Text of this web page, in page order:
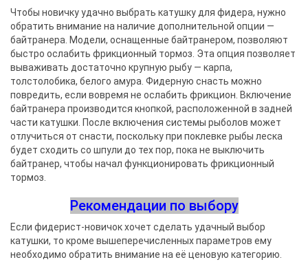
Чтобы новичку удачно выбрать катушку для фидера, нужно
обратить внимание на наличие дополнительной опции —
байтранера. Модели, оснащенные байтранером, позволяют
быстро ослабить фрикционный тормоз. Эта опция позволяет
вываживать достаточно крупную рыбу — карпа,
толстолобика, белого амура. Фидерную снасть можно
повредить, если вовремя не ослабить фрикцион. Включение
байтранера производится кнопкой, расположенной в задней
части катушки. После включения системы рыболов может
отлучиться от снасти, поскольку при поклевке рыбы леска
будет сходить со шпули до тех пор, пока не выключить
байтранер, чтобы начал функционировать фрикционный
тормоз.
Рекомендации по выбору
Если фидерист-новичок хочет сделать удачный выбор
катушки, то кроме вышеперечисленных параметров ему
необходимо обратить внимание на её ценовую категорию.